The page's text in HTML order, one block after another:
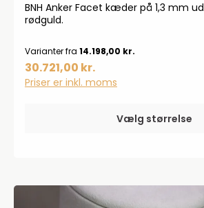
BNH Anker Facet kæder på 1,3 mm
rødguld.
Varianter fra 14.198,00 kr.
30.721,00 kr.
Priser er inkl. moms
Vælg størrelse